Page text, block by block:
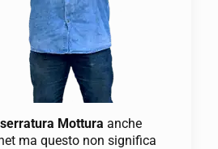
serratura Mottura anche
ma questo non significa